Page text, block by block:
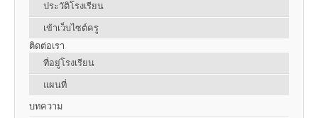
ประวัติโรงเรียน
เข้าเว็บไซต์ครู
ติดต่อเรา
ที่อยู่โรงเรียน
แผนที่
บทความ